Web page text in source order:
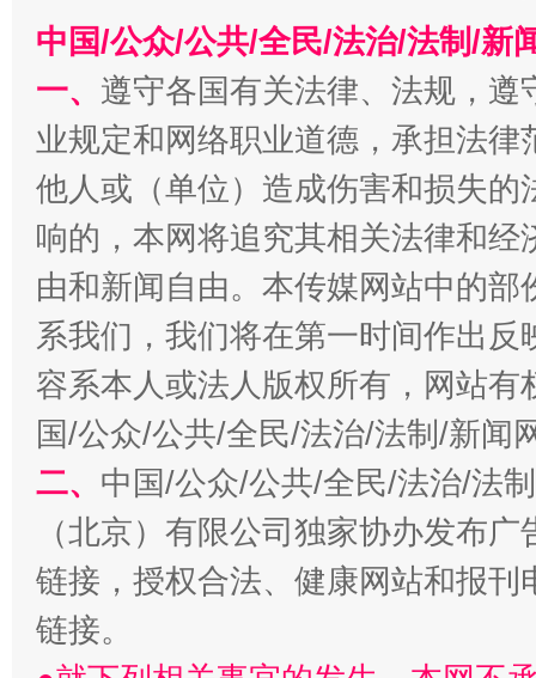
千年窑火 生生不息 一
揭开“小金库”的免责幌子
中国/公众/公共/全民/法治/法制/新
一、 遵守各国有关法律、法规，
业规定和网络职业道德，承担法
他人或（单位）造成伤害和损失
响的，本网将追究其相关法律和
由和新闻自由。本传媒网站中的
系我们，我们将在第一时间作出
容系本人或法人版权所有，网站
国/公众/公共/全民/法治/法制/新闻
二、 中国/公众/公共/全民/法治/法
（北京）有限公司独家协办发布
链接，授权合法、健康网站和报
链接。